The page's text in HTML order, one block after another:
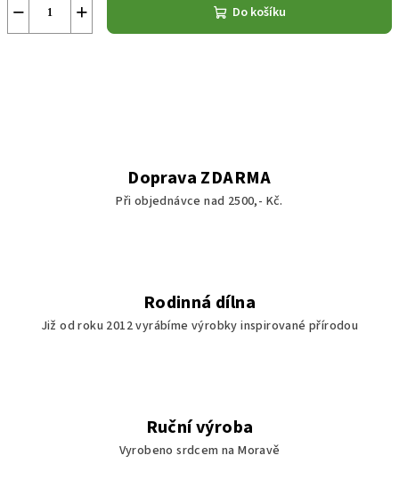
+
− Do košíku
Doprava ZDARMA
Při objednávce nad 2500,- Kč.
Rodinná dílna
Již od roku 2012 vyrábíme výrobky inspirované přírodou
Ruční výroba
Vyrobeno srdcem na Moravě